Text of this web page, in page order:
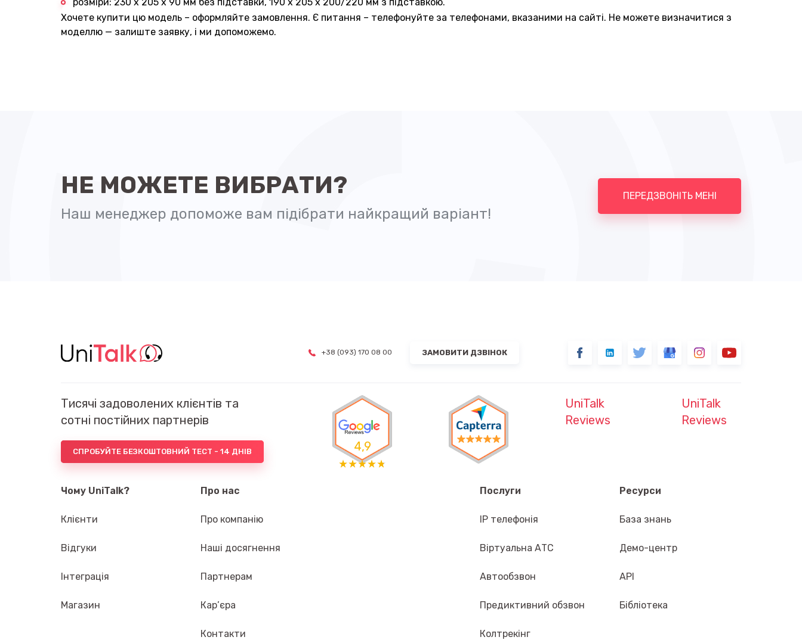
Хочете купити цю модель – оформляйте замовлення. Є питання – телефонуйте за телефонами, вказаними на сайті. Не можете визначитися з
моделлю — залиште заявку, і ми допоможемо.
НЕ МОЖЕТЕ ВИБРАТИ?
Наш менеджер допоможе вам підібрати найкращий варіант!
ПЕРЕДЗВОНІТЬ МЕНІ
+38 (093) 170 08 00 ЗАМОВИТИ ДЗВІНОК
Тисячі задоволених клієнтів та
сотні постійних партнерів
СПРОБУЙТЕ БЕЗКОШТОВНИЙ ТЕСТ - 14 ДНІВ 4,9
UniTalk
Reviews
UniTalk
Reviews
Чому UniTalk?
Клієнти
Відгуки
Інтеграція
Магазин
Про нас
Про компанію
Наші досягнення
Партнерам
Кар’єра
Контакти
Послуги
IP телефонія
Віртуальна АТС
Автообзвон
Предиктивний обзвон
Колтрекінг
Ресурси
База знань
Демо-центр
API
Бібліотека